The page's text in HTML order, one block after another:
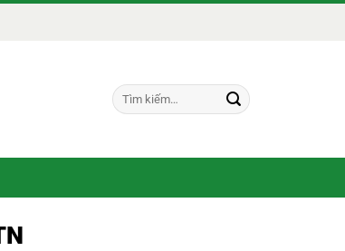
Tìm
kiếm: